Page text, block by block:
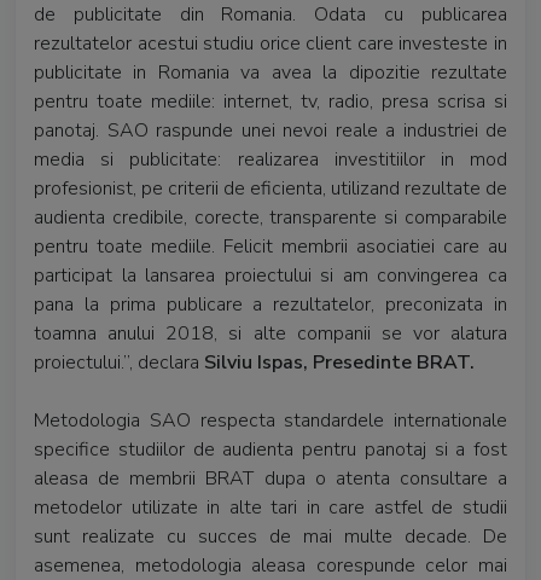
de publicitate din Romania. Odata cu publicarea
rezultatelor acestui studiu orice client care investeste in
publicitate in Romania va avea la dipozitie rezultate
pentru toate mediile: internet, tv, radio, presa scrisa si
panotaj. SAO raspunde unei nevoi reale a industriei de
media si publicitate: realizarea investitiilor in mod
profesionist, pe criterii de eficienta, utilizand rezultate de
audienta credibile, corecte, transparente si comparabile
pentru toate mediile. Felicit membrii asociatiei care au
participat la lansarea proiectului si am convingerea ca
pana la prima publicare a rezultatelor, preconizata in
toamna anului 2018, si alte companii se vor alatura
proiectului.”, declara Silviu Ispas, Presedinte BRAT.
Metodologia SAO respecta standardele internationale
specifice studiilor de audienta pentru panotaj si a fost
aleasa de membrii BRAT dupa o atenta consultare a
metodelor utilizate in alte tari in care astfel de studii
sunt realizate cu succes de mai multe decade. De
asemenea, metodologia aleasa corespunde celor mai